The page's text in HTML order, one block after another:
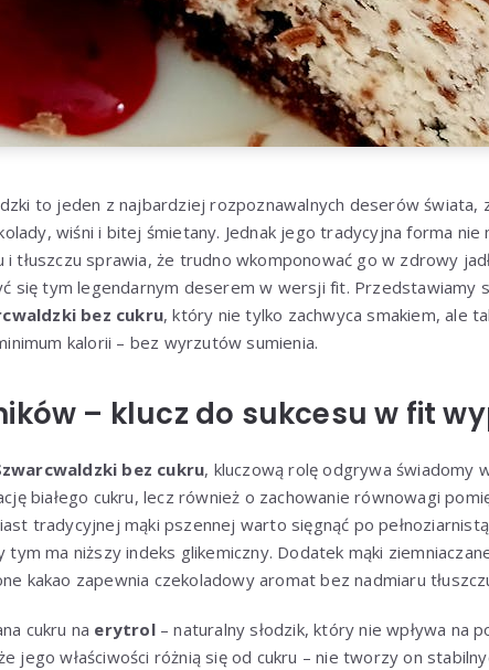
to jeden z najbardziej rozpoznawalnych deserów świata,
wiśni i bitej śmietany. Jednak jego tradycyjna forma
i tłuszczu sprawia, że trudno wkomponować go w zdrowy
się tym legendarnym deserem w wersji fit. Przedstawiamy
bez cukru, który nie tylko zachwyca smakiem, ale
kalorii – bez wyrzutów sumienia.
– klucz do sukcesu w fit
bez cukru, kluczową rolę odgrywa świadomy
białego cukru, lecz również o zachowanie równowagi
tradycyjnej mąki pszennej warto sięgnąć po
tym ma niższy indeks glikemiczny. Dodatek mąki
kakao zapewnia czekoladowy aromat bez nadmiaru
cukru na erytrol– naturalny słodzik, który nie wpływa na
jego właściwości różnią się od cukru – nie tworzy on